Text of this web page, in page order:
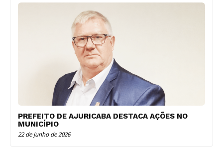
PREFEITO DE AJURICABA DESTACA AÇÕES NO
MUNICÍPIO
22 de junho de 2026